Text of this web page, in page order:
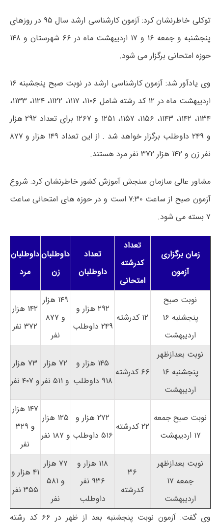
توکلی خاطرنشان کرد: آزمون کارشناسی ارشد سال ۹۵ در روزهای
پنجشنبه و جمعه ۱۶ و ۱۷ اردیبهشت ماه در ۶۶ شهرستان و ۱۴۸
حوزه امتحانی برگزار می شود.
وی یادآور شد: آزمون کارشناسی ارشد در نوبت صبح پنجشبنه ۱۶
اردیبهشت ماه در ۱۲ کد رشته شامل ۱۱۰۶، ۱۱۱۷، ۱۱۲۲، ۱۱۲۴، ۱۱۳۳،
۱۱۳۴، ۱۱۴۲، ۱۱۴۳، ۱۱۵۶، ۱۱۵۷، ۱۲۵۱ و ۱۲۶۷ برای تعداد ۲۹۲ هزار
و ۲۴۹ داوطلب برگزار خواهد شد . از این تعداد ۱۴۹ هزار و ۸۷۷
نفر زن و ۱۴۲ هزار ۳۷۲ نفر مرد هستند.
مشاور عالی سازمان سنجش آموزش کشور خاطرنشان کرد: شروع
آزمون صبح از ساعت ۷:۳۰ است و در حوزه های امتحانی ساعت
۷ بسته می شود.
زمان برگزاری
آزمون
تعداد
کدرشته
امتحانی
تعداد
داوطلبان
داوطلبان
زن
داوطلبان
مرد
نوبت صبح
پنجشنبه ۱۶
اردیبهشت
۱۲ کدرشته
۲۹۲ هزار و
۲۴۹ داوطلب
۱۴۹ هزار
و ۸۷۷
نفر
۱۴۲ هزار
۳۷۲ نفر
نوبت بعدازظهر
پنجشنبه ۱۶
اردیبهشت
۶۶ کدرشته
۱۴۵ هزار و
۹۱۸ داوطلب
۷۲ هزار
و ۵۱۱ نفر
۷۳ هزار
و ۴۰۷ نفر
نوبت صبح جمعه
۱۷ اردیبهشت
۲۲ کدرشته
۲۷۲ هزار و
۵۱۶ داوطلب
۱۲۵ هزار
و ۱۸۷ نفر
۱۴۷ هزار
و ۳۲۹
نفر
نوبت بعدازظهر
جمعه ۱۷
اردیبهشت
۳۶
کدرشته
۱۱۸ هزار و
۹۳۶ نفر
داوطلب
۷۷ هزار
و ۵۸۱
نفر
۴۱ هزار و
۳۵۵ نفر
وی گفت: آزمون نوبت پنجشنبه بعد از ظهر در ۶۶ کد رشته